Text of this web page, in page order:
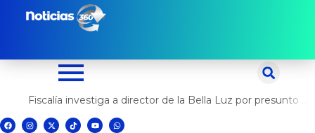
Fiscalía investiga a director de la Bella Luz por presunto abuso contra cantante Naldy Saldaña
F
a
I
n
X
-
T
i
Y
o
W
h